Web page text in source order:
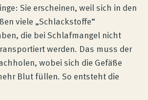
Sie erscheinen, weil sich in den
viele „Schlackstoffe“
die bei Schlafmangel nicht
werden. Das muss der
wobei sich die Gefäße
Blut füllen. So entsteht die